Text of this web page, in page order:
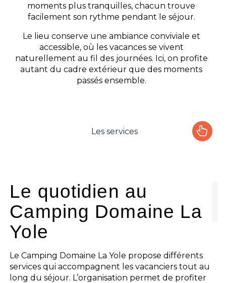
moments plus tranquilles, chacun trouve
facilement son rythme pendant le séjour.
Le lieu conserve une ambiance conviviale et
accessible, où les vacances se vivent
naturellement au fil des journées. Ici, on profite
autant du cadre extérieur que des moments
passés ensemble.
Les services
Les activités
Le quotidien au
Camping Domaine La
Yole
Le Camping Domaine La Yole propose différents
services qui accompagnent les vacanciers tout au
long du séjour. L’organisation permet de profiter